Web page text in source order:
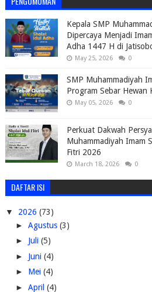
Kepala SMP
Dipercaya Menjadi
Adha 1447 H di
May 25, 2026 0
SMP Muhammadiyah
Program Sebar Hewan
May 05, 2026 0
Perkuat Dakwah
Muhammadiyah Imam
Fitri 2026
March 18, 2026 0
DAFTAR ISI
▼ 2026 (73)
► Agustus (3)
► Juli (5)
► Juni (4)
► Mei (4)
► April (4)